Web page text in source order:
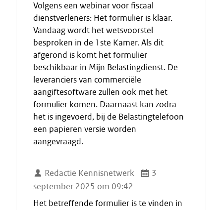
Volgens een webinar voor fiscaal
dienstverleners: Het formulier is klaar.
Vandaag wordt het wetsvoorstel
besproken in de 1ste Kamer. Als dit
afgerond is komt het formulier
beschikbaar in Mijn Belastingdienst. De
leveranciers van commerciële
aangiftesoftware zullen ook met het
formulier komen. Daarnaast kan zodra
het is ingevoerd, bij de Belastingtelefoon
een papieren versie worden
aangevraagd.
Redactie Kennisnetwerk
3
september 2025 om 09:42
Het betreffende formulier is te vinden in